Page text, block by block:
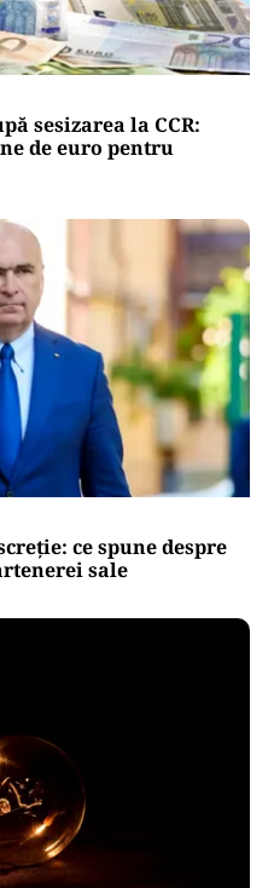
sesizarea la CCR:
de euro pentru
ce spune despre
sale